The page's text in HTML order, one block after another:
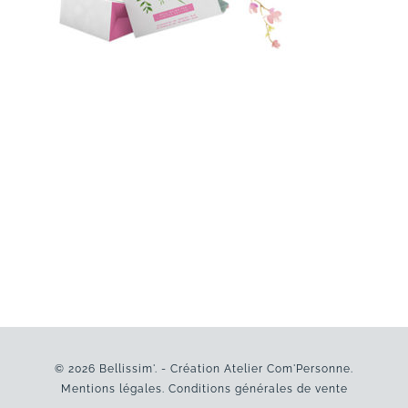
© 2026 Bellissim'. - Création Atelier Com'Personne.
Mentions légales. Conditions générales de vente